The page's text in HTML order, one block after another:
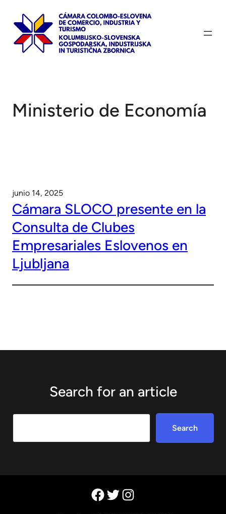
contenido
Ministerio de Economía
junio 14, 2025
Cámara SLOCO presente en la
Consulta de Clubes
Empresariales Eslovenos en
Ljubljana
Search for an article
Search
Facebook
TwitterInstagram